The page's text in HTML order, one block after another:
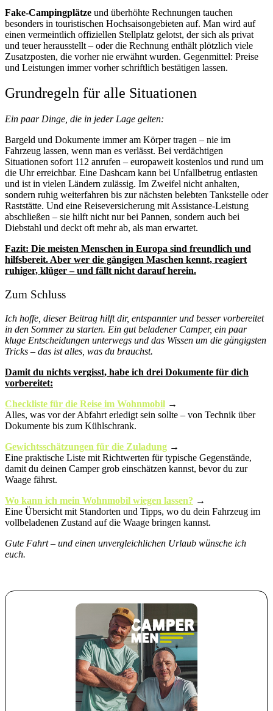
Fake-Campingplätze und überhöhte Rechnungen tauchen
besonders in touristischen Hochsaisongebieten auf. Man wird auf
einen vermeintlich offiziellen Stellplatz gelotst, der sich als privat
und teuer herausstellt – oder die Rechnung enthält plötzlich viele
Zusatzposten, die vorher nie erwähnt wurden. Gegenmittel: Preise
und Leistungen immer vorher schriftlich bestätigen lassen.
Grundregeln für alle Situationen
Ein paar Dinge, die in jeder Lage gelten:
Bargeld und Dokumente immer am Körper tragen – nie im
Fahrzeug lassen, wenn man es verlässt. Bei verdächtigen
Situationen sofort 112 anrufen – europaweit kostenlos und rund um
die Uhr erreichbar. Eine Dashcam kann bei Unfallbetrug entlasten
und ist in vielen Ländern zulässig. Im Zweifel nicht anhalten,
sondern ruhig weiterfahren bis zur nächsten belebten Tankstelle oder
Raststätte. Und eine Reiseversicherung mit Assistance-Leistung
abschließen – sie hilft nicht nur bei Pannen, sondern auch bei
Diebstahl und deckt oft mehr ab, als man erwartet.
Fazit: Die meisten Menschen in Europa sind freundlich und
hilfsbereit. Aber wer die gängigen Maschen kennt, reagiert
ruhiger, klüger – und fällt nicht darauf herein.
Zum Schluss
Ich hoffe, dieser Beitrag hilft dir, entspannter und besser vorbereitet
in den Sommer zu starten. Ein gut beladener Camper, ein paar
kluge Entscheidungen unterwegs und das Wissen um die gängigsten
Tricks – das ist alles, was du brauchst.
Damit du nichts vergisst, habe ich drei Dokumente für dich
vorbereitet:
Checkliste für die Reise im Wohnmobil →
Alles, was vor der Abfahrt erledigt sein sollte – von Technik über
Dokumente bis zum Kühlschrank.
Gewichtsschätzungen für die Zuladung →
Eine praktische Liste mit Richtwerten für typische Gegenstände,
damit du deinen Camper grob einschätzen kannst, bevor du zur
Waage fährst.
Wo kann ich mein Wohnmobil wiegen lassen? →
Eine Übersicht mit Standorten und Tipps, wo du dein Fahrzeug im
vollbeladenen Zustand auf die Waage bringen kannst.
Gute Fahrt – und einen unvergleichlichen Urlaub wünsche ich
euch.